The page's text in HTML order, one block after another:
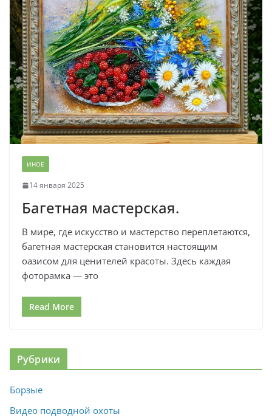
ИНОЕ
14 января 2025
Багетная мастерская.
В мире, где искусство и мастерство переплетаются,
багетная мастерская становится настоящим
оазисом для ценителей красоты. Здесь каждая
фоторамка — это
Read More
Рубрики
Борзые
Видео подводной охоты